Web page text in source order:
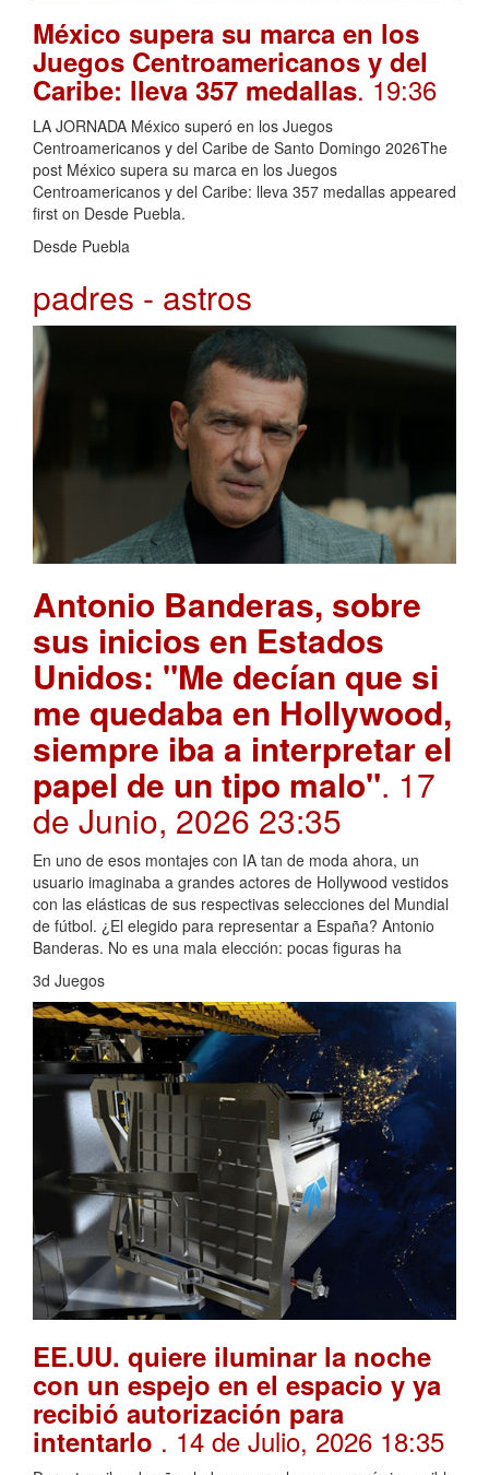
México supera su marca en los
Juegos Centroamericanos y del
Caribe: lleva 357 medallas. 19:36
LA JORNADA México superó en los Juegos
Centroamericanos y del Caribe de Santo Domingo 2026The
post México supera su marca en los Juegos
Centroamericanos y del Caribe: lleva 357 medallas appeared
first on Desde Puebla.
Desde Puebla
padres - astros
Antonio Banderas, sobre
sus inicios en Estados
Unidos: "Me decían que si
me quedaba en Hollywood,
siempre iba a interpretar el
papel de un tipo malo". 17
de Junio, 2026 23:35
En uno de esos montajes con IA tan de moda ahora, un
usuario imaginaba a grandes actores de Hollywood vestidos
con las elásticas de sus respectivas selecciones del Mundial
de fútbol. ¿El elegido para representar a España? Antonio
Banderas. No es una mala elección: pocas figuras ha
3d Juegos
EE.UU. quiere iluminar la noche
con un espejo en el espacio y ya
recibió autorización para
intentarlo . 14 de Julio, 2026 18:35